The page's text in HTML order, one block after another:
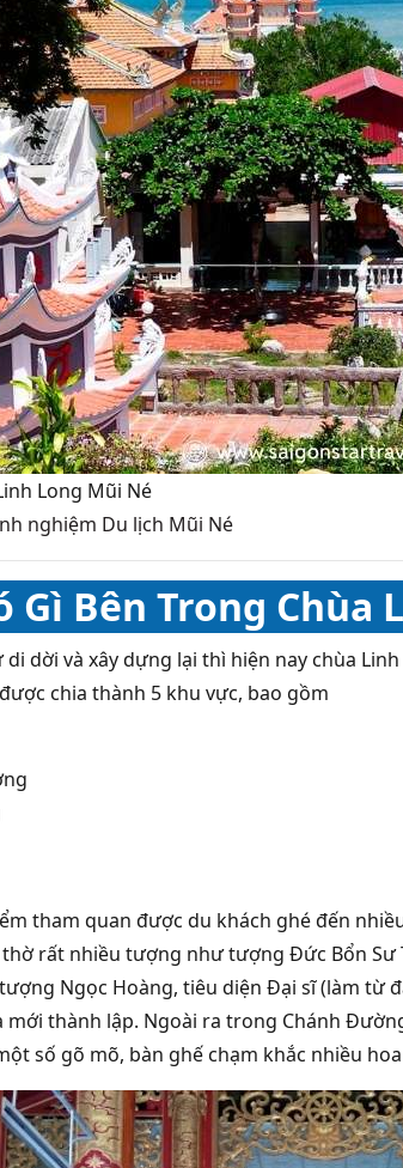
Long Mũi Né
nghiệm Du lịch Mũi Né
Gì Bên Trong Chùa
di dời và xây dựng lại thì hiện nay chùa
chia thành 5 khu vực, bao gồm
tham quan được du khách ghé đến
rất nhiều tượng như tượng Đức Bổn Sư
Ngọc Hoàng, tiêu diện Đại sĩ (làm từ
mới thành lập. Ngoài ra trong Chánh
số gõ mõ, bàn ghế chạm khắc nhiều